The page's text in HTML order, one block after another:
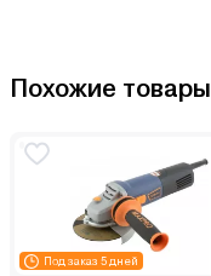
Похожие товары
Под заказ 5 дней